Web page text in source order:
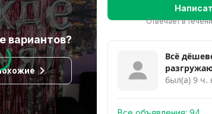
вариантов?
Отвечает в
Всё
был(а) 9 ч.